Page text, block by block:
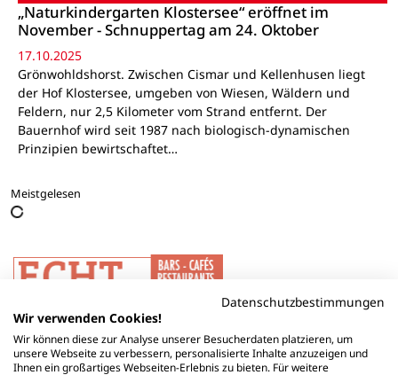
„Naturkindergarten Klostersee“ eröffnet im
November - Schnuppertag am 24. Oktober
17.10.2025
Grönwohldshorst. Zwischen Cismar und Kellenhusen liegt
der Hof Klostersee, umgeben von Wiesen, Wäldern und
Feldern, nur 2,5 Kilometer vom Strand entfernt. Der
Bauernhof wird seit 1987 nach biologisch-dynamischen
Prinzipien bewirtschaftet…
Meistgelesen
Datenschutzbestimmungen
Wir verwenden Cookies!
Wir können diese zur Analyse unserer Besucherdaten platzieren, um
unsere Webseite zu verbessern, personalisierte Inhalte anzuzeigen und
Ihnen ein großartiges Webseiten-Erlebnis zu bieten. Für weitere